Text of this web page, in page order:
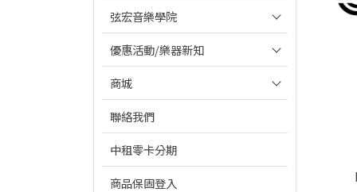
弦宏音樂學院
優惠活動/樂器新知
商城
聯絡我們
中租零卡分期
商品保固登入